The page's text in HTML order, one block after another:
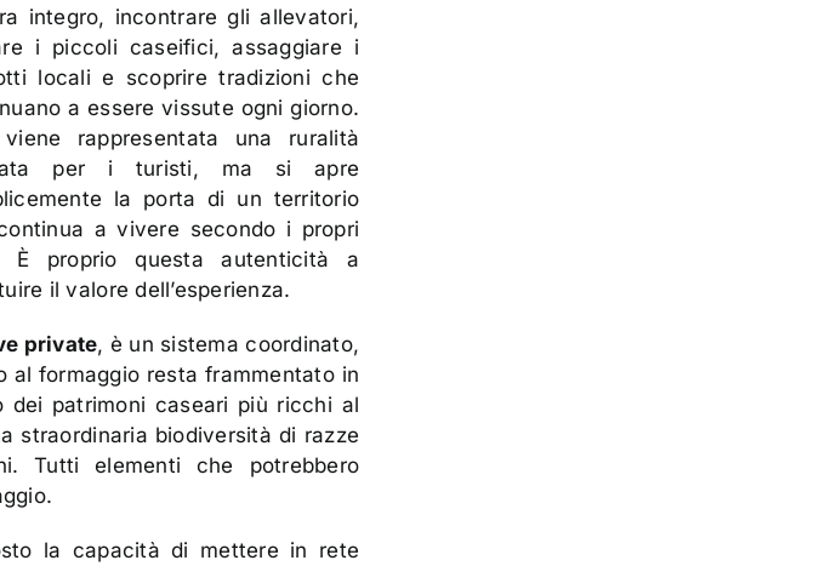
integro, incontrare gli allevatori,
i piccoli caseifici, assaggiare i
locali e scoprire tradizioni che
a essere vissute ogni giorno.
rappresentata una ruralità
per i turisti, ma si apre
la porta di un territorio
a vivere secondo i propri
È proprio questa autenticità a
il valore dell’esperienza.
private, è un sistema coordinato,
al formaggio resta frammentato in
dei patrimoni caseari più ricchi al
straordinaria biodiversità di razze
Tutti elementi che potrebbero
la capacità di mettere in rete